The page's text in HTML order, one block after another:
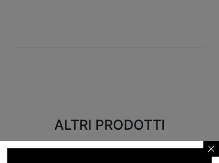
ALTRI PRODOTTI